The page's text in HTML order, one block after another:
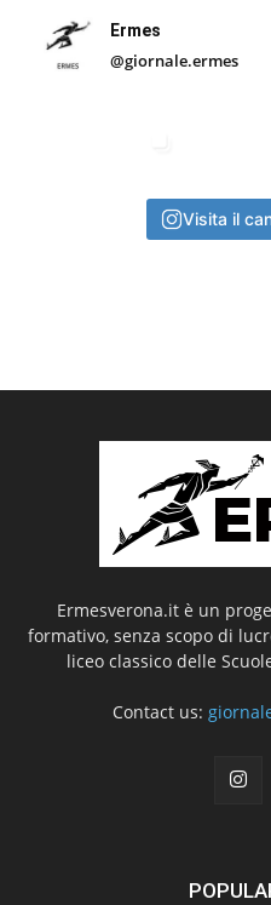
Ermes
@giornale.ermes
Visita il
Ermesverona.it è un
formativo, senza scopo di
liceo classico delle
Contact us: